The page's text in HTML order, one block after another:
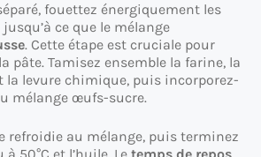
fouettez énergiquement les
ce que le mélange
. Cette étape est cruciale pour
pâte. Tamisez ensemble la farine, la
la levure chimique, puis incorporez-
mélange œufs-sucre.
refroidie au mélange, puis terminez